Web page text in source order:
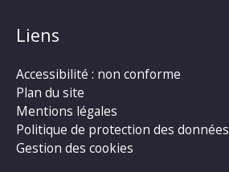
Liens
Accessibilité : non conforme
Plan du site
Mentions légales
Politique de protection des données
Gestion des cookies